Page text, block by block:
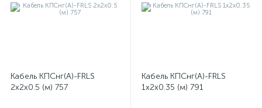
Кабель КПСнг(А)-FRLS
2х2х0.5 (м) 757
Кабель КПСнг(А)-FRLS
1х2х0.35 (м) 791